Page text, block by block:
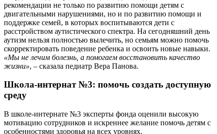
рекомендации не только по развитию помощи детям с
двигательными нарушениями, но и по развитию помощи и
поддержке семей, в которых воспитываются дети с
расстройством аутистического спектра. На сегодняшний день
аутизм нельзя полностью вылечить, но семьям можно помочь
скорректировать поведение ребенка и освоить новые навыки.
«Мы не лечим болезнь, а помогаем восстановить качество
жизни», – сказала педиатр Вера Панова.
Школа-интернат №3: помочь создать доступную
среду
В школе-интернате №3 эксперты фонда оценили высокую
мотивацию сотрудников и искреннее желание помочь детям с
особенностями здоровья на всех уровнях.